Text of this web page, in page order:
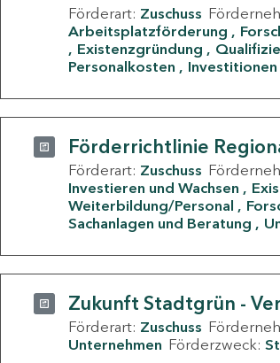
Förderart: Zuschuss
Arbeitsplatzförderung
Existenzgründung
Personalkosten
Investitionen
Förderrichtlinie
Förderart: Zuschuss
Investieren und Wachsen
Weiterbildung/Personal
Sachanlagen und Beratung
Zukunft Stadtgrün -
Förderart: Zuschuss
Unternehmen Förderzweck: